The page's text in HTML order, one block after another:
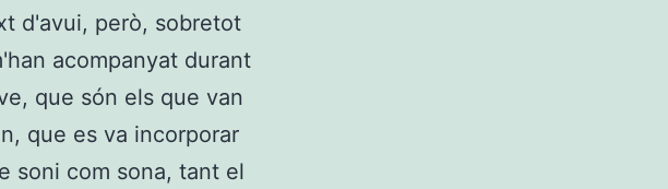
d'avui, però, sobretot
acompanyat durant
que són els que van
que es va incorporar
soni com sona, tant el